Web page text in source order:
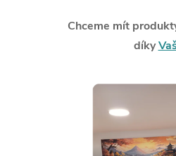
Chceme mít
díky